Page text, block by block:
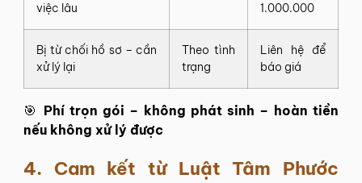
việc lâu
1.000.000
Bị từ chối hồ sơ – cần
xử lý lại
Theo tình
trạng
Liên hệ để
báo giá
🎯 Phí trọn gói – không phát sinh – hoàn tiền
nếu không xử lý được
4. Cam kết từ Luật Tâm Phước